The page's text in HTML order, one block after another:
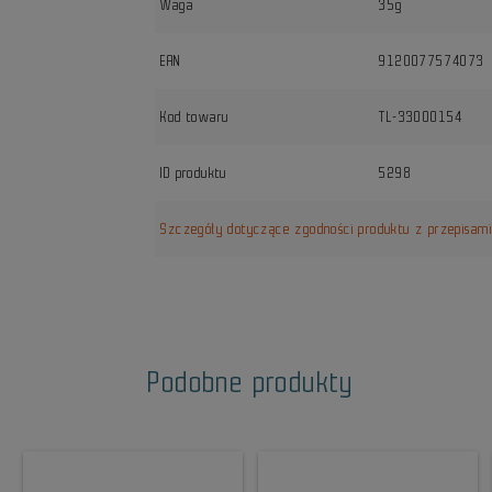
Waga 35g
EAN 9120077574073
Kod towaru TL-33000154
ID produktu 5298
Szczegóły dotyczące zgodności produktu z przepisami
Podobne produkty